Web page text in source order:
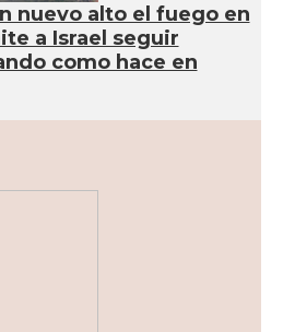
nuevo alto el fuego en
a Israel seguir
como hace en